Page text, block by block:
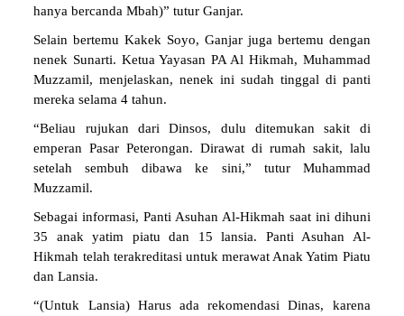
hanya bercanda Mbah)” tutur Ganjar.
Selain bertemu Kakek Soyo, Ganjar juga bertemu dengan
nenek Sunarti. Ketua Yayasan PA Al Hikmah, Muhammad
Muzzamil, menjelaskan, nenek ini sudah tinggal di panti
mereka selama 4 tahun.
“Beliau rujukan dari Dinsos, dulu ditemukan sakit di
emperan Pasar Peterongan. Dirawat di rumah sakit, lalu
setelah sembuh dibawa ke sini,” tutur Muhammad
Muzzamil.
Sebagai informasi, Panti Asuhan Al-Hikmah saat ini dihuni
35 anak yatim piatu dan 15 lansia. Panti Asuhan Al-
Hikmah telah terakreditasi untuk merawat Anak Yatim Piatu
dan Lansia.
“(Untuk Lansia) Harus ada rekomendasi Dinas, karena